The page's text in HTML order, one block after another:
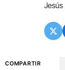
COMPARTIR